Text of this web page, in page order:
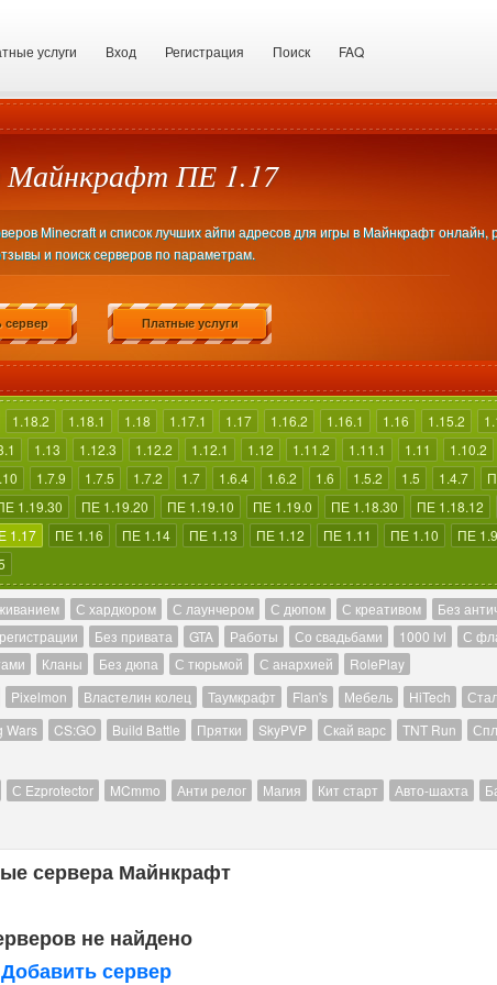
услуги Вход Регистрация Поиск FAQ
Майнкрафт ПЕ 1.17
Minecraft и список лучших айпи адресов для игры в Майнкрафт онлайн,
и поиск серверов по параметрам.
сервер Платные услуги
1.18.2 1.18.1 1.18 1.17.1 1.17 1.16.2 1.16.1 1.16 1.15.2
1.13 1.12.3 1.12.2 1.12.1 1.12 1.11.2 1.11.1 1.11 1.10.2
1.7.9 1.7.5 1.7.2 1.7 1.6.4 1.6.2 1.6 1.5.2 1.5 1.4.7
1.19.30 ПЕ 1.19.20 ПЕ 1.19.10 ПЕ 1.19.0 ПЕ 1.18.30 ПЕ 1.18.12
1.17 ПЕ 1.16 ПЕ 1.14 ПЕ 1.13 ПЕ 1.12 ПЕ 1.11 ПЕ 1.10 ПЕ 1.9
С хардкором С лаунчером С дюпом С креативом Без
Без привата GTA Работы Со свадьбами 1000 lvl С
Кланы Без дюпа С тюрьмой С анархией
RolePlay
Pixelmon Властелин колец Таумкрафт Flan's Мебель HiTech
Wars CS:GO Build Battle Прятки SkyPVP Скай варс TNT Run
С Ezprotector MCmmo Анти релог Магия Кит старт Авто-шахта
сервера Майнкрафт
не найдено
Добавить сервер